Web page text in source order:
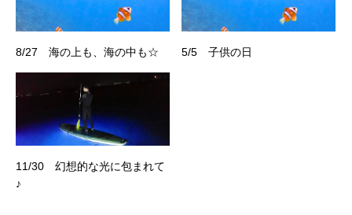
8/27 海の上も、海の中も☆ 5/5 子供の日
11/30 幻想的な光に包まれて
♪